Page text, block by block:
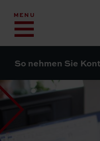
MENU
So nehmen Sie